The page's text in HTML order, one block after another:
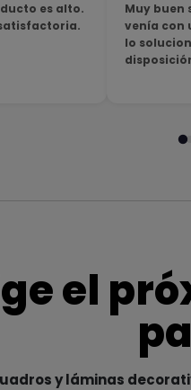
es alto.
Muy buen
venía con
lo
el
y láminas